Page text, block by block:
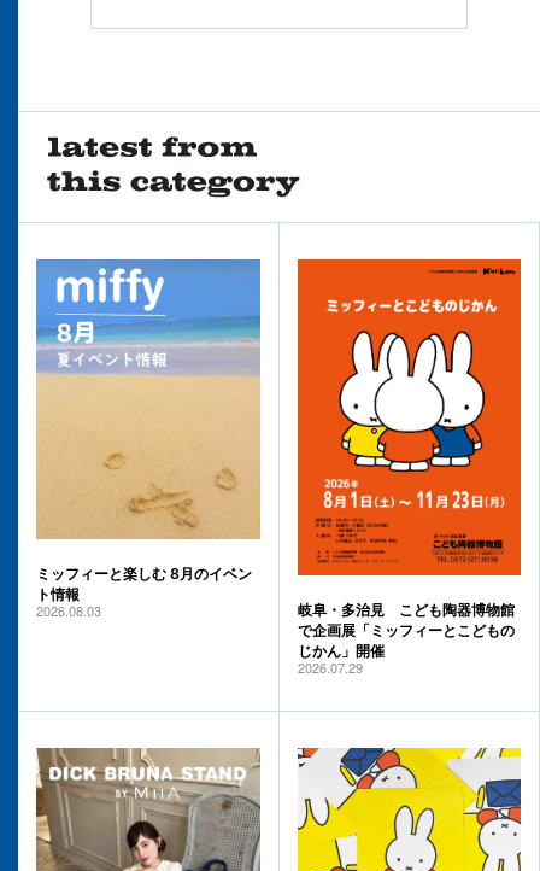
ミッフィーと楽しむ 8月のイベン
ト情報
2026.08.03
岐阜・多治見 こども陶器博物館
で企画展「ミッフィーとこどもの
じかん」開催
2026.07.29